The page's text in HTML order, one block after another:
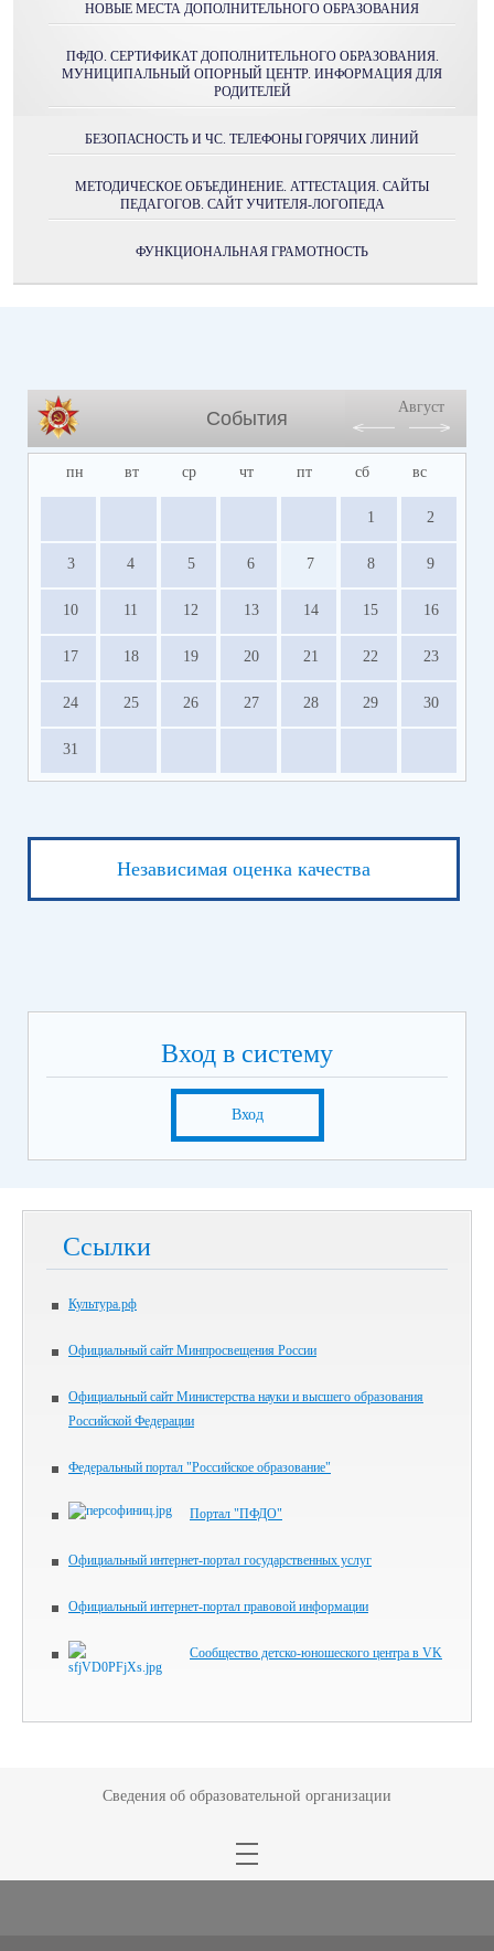
НОВЫЕ МЕСТА ДОПОЛНИТЕЛЬНОГО ОБРАЗОВАНИЯ
ПФДО. СЕРТИФИКАТ ДОПОЛНИТЕЛЬНОГО ОБРАЗОВАНИЯ.
МУНИЦИПАЛЬНЫЙ ОПОРНЫЙ ЦЕНТР. ИНФОРМАЦИЯ ДЛЯ
РОДИТЕЛЕЙ
БЕЗОПАСНОСТЬ И ЧС. ТЕЛЕФОНЫ ГОРЯЧИХ ЛИНИЙ
МЕТОДИЧЕСКОЕ ОБЪЕДИНЕНИЕ. АТТЕСТАЦИЯ. САЙТЫ
ПЕДАГОГОВ. САЙТ УЧИТЕЛЯ-ЛОГОПЕДА
ФУНКЦИОНАЛЬНАЯ ГРАМОТНОСТЬ
События
Август
пн вт ср чт пт сб вс
1 2
3 4 5 6 7 8 9
10 11 12 13 14 15 16
17 18 19 20 21 22 23
24 25 26 27 28 29 30
31
Независимая оценка качества
Вход в систему
Вход
Ссылки
Культура.рф
Официальный сайт Минпросвещения России
Официальный сайт Министерства науки и высшего образования
Российской Федерации
Федеральный портал "Российское образование"
Портал "ПФДО"
Официальный интернет-портал государственных услуг
Официальный интернет-портал правовой информации
Сообщество детско-юношеского центра в VK
Сведения об образовательной организации